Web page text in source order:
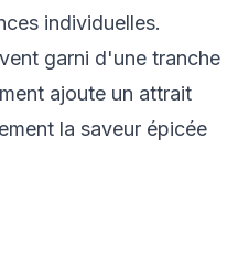
individuelles.
garni d'une tranche
ajoute un attrait
la saveur épicée